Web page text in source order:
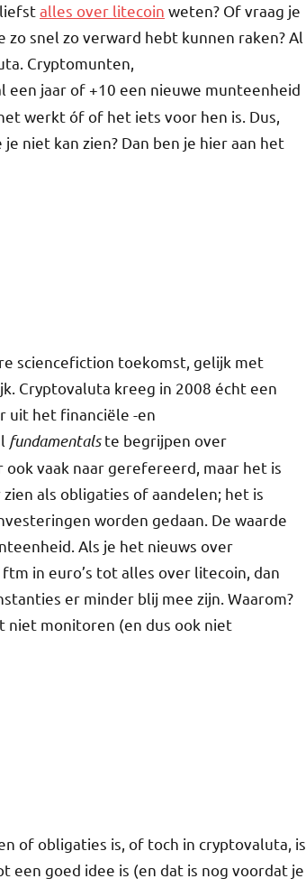
alles over litecoin weten? Of vraag je
snel zo verward hebt kunnen raken? Al
Cryptomunten,
een jaar of +10 een nieuwe munteenheid
werkt óf of het iets voor hen is. Dus,
niet kan zien? Dan ben je hier aan het
sciencefiction toekomst, gelijk met
Cryptovaluta kreeg in 2008 écht een
uit het financiële -en
fundamentalste begrijpen over
vaak naar gerefereerd, maar het is
als obligaties of aandelen; het is
worden gedaan. De waarde
Als je het nieuws over
in euro’s tot alles over litecoin, dan
er minder blij mee zijn. Waarom?
niet monitoren (en dus ook niet
of obligaties is, of toch in cryptovaluta, is
goed idee is (en dat is nog voordat je